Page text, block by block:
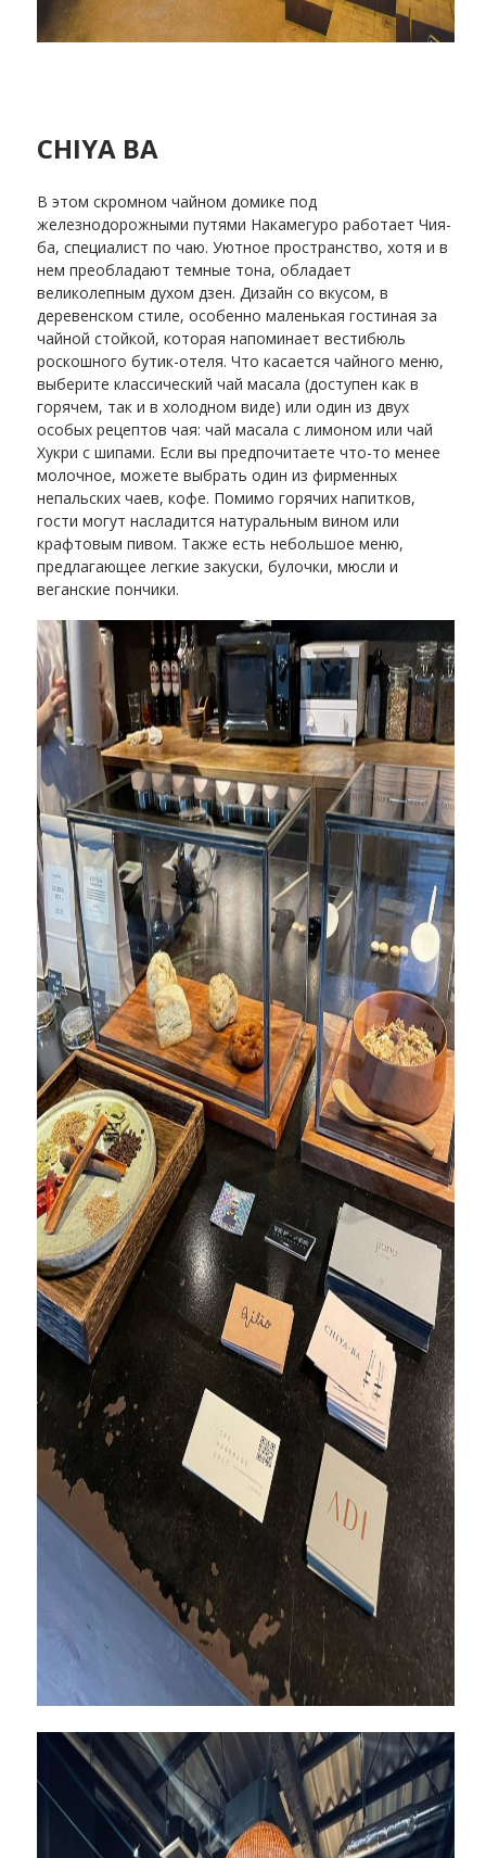
CHIYA BA
В этом скромном чайном домике под
железнодорожными путями Накамегуро работает Чия-
ба, специалист по чаю. Уютное пространство, хотя и в
нем преобладают темные тона, обладает
великолепным духом дзен. Дизайн со вкусом, в
деревенском стиле, особенно маленькая гостиная за
чайной стойкой, которая напоминает вестибюль
роскошного бутик-отеля. Что касается чайного меню,
выберите классический чай масала (доступен как в
горячем, так и в холодном виде) или один из двух
особых рецептов чая: чай масала с лимоном или чай
Хукри с шипами. Если вы предпочитаете что-то менее
молочное, можете выбрать один из фирменных
непальских чаев, кофе. Помимо горячих напитков,
гости могут насладится натуральным вином или
крафтовым пивом. Также есть небольшое меню,
предлагающее легкие закуски, булочки, мюсли и
веганские пончики.